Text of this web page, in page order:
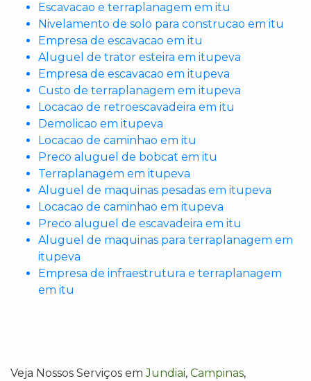
Escavacao e terraplanagem em itu
Nivelamento de solo para construcao em itu
Empresa de escavacao em itu
Aluguel de trator esteira em itupeva
Empresa de escavacao em itupeva
Custo de terraplanagem em itupeva
Locacao de retroescavadeira em itu
Demolicao em itupeva
Locacao de caminhao em itu
Preco aluguel de bobcat em itu
Terraplanagem em itupeva
Aluguel de maquinas pesadas em itupeva
Locacao de caminhao em itupeva
Preco aluguel de escavadeira em itu
Aluguel de maquinas para terraplanagem em
itupeva
Empresa de infraestrutura e terraplanagem
em itu
Veja Nossos Serviços emJundiai, Campinas,